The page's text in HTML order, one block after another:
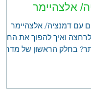
אלצהיימר
עם דמנציה/ אלצהיימר
ואיך להפוך את החוויה
בחלק הראשון של מדריך